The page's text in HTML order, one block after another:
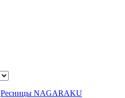
Ресницы NAGARAKU